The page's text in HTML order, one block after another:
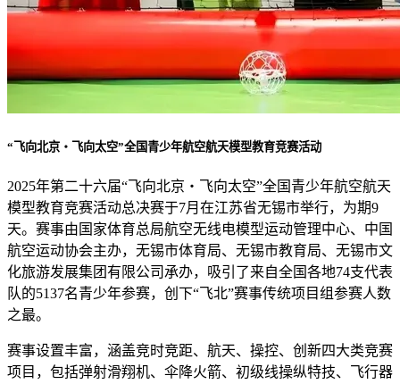
“飞向北京・飞向太空”全国青少年航空航天模型教育竞赛活动
2025年第二十六届“飞向北京・飞向太空”全国青少年航空航天
模型教育竞赛活动总决赛于7月在江苏省无锡市举行，为期9
天。赛事由国家体育总局航空无线电模型运动管理中心、中国
航空运动协会主办，无锡市体育局、无锡市教育局、无锡市文
化旅游发展集团有限公司承办，吸引了来自全国各地74支代表
队的5137名青少年参赛，创下“飞北”赛事传统项目组参赛人数
之最。
赛事设置丰富，涵盖竞时竞距、航天、操控、创新四大类竞赛
项目，包括弹射滑翔机、伞降火箭、初级线操纵特技、飞行器